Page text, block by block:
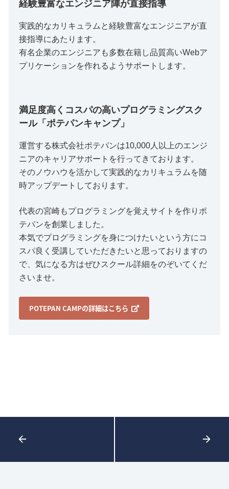
経験豊富なエンジニア陣が直接指導
実践的なカリキュラムと経験豊富なエンジニアが直
接指導にあたります。
有名企業のエンジニアも多数在籍し品質高いWebア
プリケーションを作れるようサポートします。
満足度高くコスパの高いプログラミングスク
ール「ポテパンキャンプ」
運営する株式会社ポテパンは10,000人以上のエンジ
ニアのキャリアサポートを行ってきております。
そのノウハウを活かして実践的なカリキュラムを随
時アップデートしております。
代表の宮崎もプログラミングを覚えサイトを作りポ
テパンを創業しました。
本気でプログラミングを身につけたいという方にコ
スパ良く受講していただきたいと思っておりますの
で、気になる方はぜひスクール詳細をのぞいてくだ
さいませ。
POTEPAN CAMPの詳細はこちら